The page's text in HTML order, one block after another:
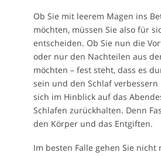
Ob Sie mit leerem Magen ins
möchten, müssen Sie also für
entscheiden. Ob Sie nun die
oder nur den Nachteilen aus
möchten – fest steht, dass es
sein und den Schlaf verbessern
sich im Hinblick auf das
Schlafen zurückhalten. Denn
den Körper und das Entgiften.
Im besten Falle gehen Sie nicht